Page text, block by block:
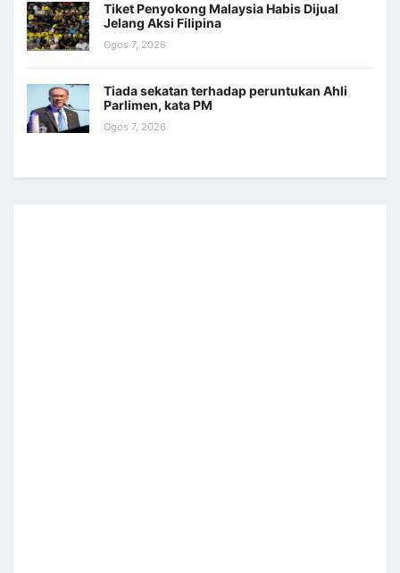
Tiket Penyokong Malaysia Habis Dijual
Jelang Aksi Filipina
Ogos 7, 2026
Tiada sekatan terhadap peruntukan Ahli
Parlimen, kata PM
Ogos 7, 2026